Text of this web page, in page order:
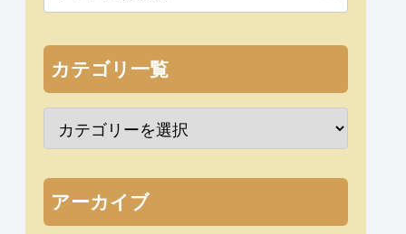
カテゴリ一覧
アーカイブ